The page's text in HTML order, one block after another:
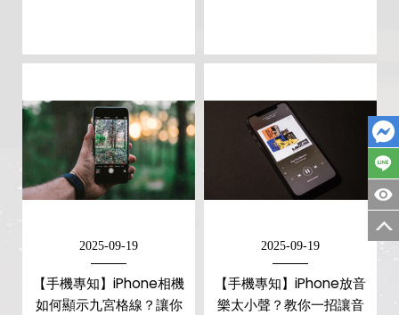
2025-09-19
【手機專知】iPhone相機
如何顯示九宮格線？讓你
2025-09-19
【手機專知】iPhone放音
樂太小聲？教你一招讓音